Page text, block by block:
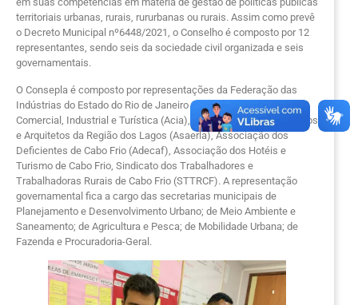
territoriais urbanas, rurais, rururbanas ou rurais. Assim como prevê
o Decreto Municipal nº6448/2021, o Conselho é composto por 12
representantes, sendo seis da sociedade civil organizada e seis
governamentais.
O Consepla é composto por representações da Federação das
Indústrias do Estado do Rio de Janeiro (Firjan), Associação
Comercial, Industrial e Turística (Acia), Associação de Engenheiros
e Arquitetos da Região dos Lagos (Asaerla), Associação dos
Deficientes de Cabo Frio (Adecaf), Associação dos Hotéis e
Turismo de Cabo Frio, Sindicato dos Trabalhadores e
Trabalhadoras Rurais de Cabo Frio (STTRCF). A representação
governamental fica a cargo das secretarias municipais de
Planejamento e Desenvolvimento Urbano; de Meio Ambiente e
Saneamento; de Agricultura e Pesca; de Mobilidade Urbana; de
Fazenda e Procuradoria-Geral.